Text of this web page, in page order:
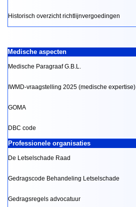
Historisch overzicht richtlijnvergoedingen
Medische aspecten
Medische Paragraaf G.B.L.
IWMD-vraagstelling 2025 (medische expertise)
GOMA
DBC code
Professionele organisaties
De Letselschade Raad
Gedragscode Behandeling Letselschade
Gedragsregels advocatuur